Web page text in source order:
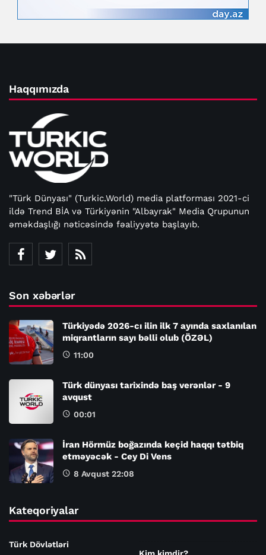
Haqqımızda
"Türk Dünyası" (Turkic.World) media platforması 2021-ci
ildə Trend BİA və Türkiyənin "Albayrak" Media Qrupunun
əməkdaşlığı nəticəsində fəaliyyətə başlayıb.
Son xəbərlər
Türkiyədə 2026-cı ilin ilk 7 ayında saxlanılan
miqrantların sayı bəlli olub (ÖZƏL)
11:00
Türk dünyası tarixində baş verənlər - 9
avqust
00:01
İran Hörmüz boğazında keçid haqqı tətbiq
etməyəcək - Cey Di Vens
8 Avqust 22:08
Kateqoriyalar
Türk Dövlətləri